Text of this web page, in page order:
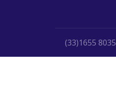
(33)1655 8035